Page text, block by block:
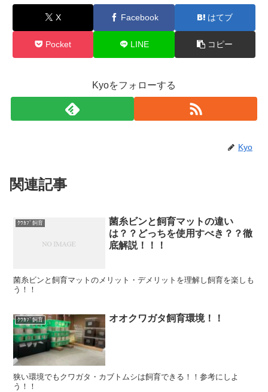
X Facebook はてブ
Pocket LINE コピー
Kyoをフォローする
Kyo
関連記事
ｸﾜｶﾌﾞ飼育
菌糸ビンと飼育マットの違い
は？？どっちを使用すべき？？徹
底解説！！！
菌糸ビンと飼育マットのメリット・デメリットを理解し飼育を楽しも
う！！
ｸﾜｶﾌﾞ飼育 オオクワガタ飼育環境！！
狭い環境でもクワガタ・カブトムシは飼育できる！！参考にしよ
う！！